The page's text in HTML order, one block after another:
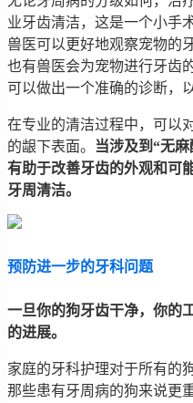
业牙齿清洁，这是一个小手
兽医可以更好地观察宠物的
也有兽医会为宠物进行牙齿
可以做出一个准确的诊断，
在专业的清洁过程中，可以
的龈下表面。
当涉及到“无
有助于改善牙齿的外观和可
牙周清洁。
预防进一步的牙科问题
一旦你的狗牙齿干净，你的
的进展。
家庭的牙科护理对于所有的
那些患有牙周病的狗来说更重